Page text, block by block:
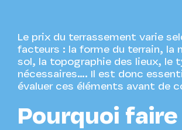
Le prix du terrassement varie
facteurs : la forme du terrain, la
sol, la topographie des lieux, le
nécessaires…. Il est donc
évaluer ces éléments avant de
Pourquoi faire